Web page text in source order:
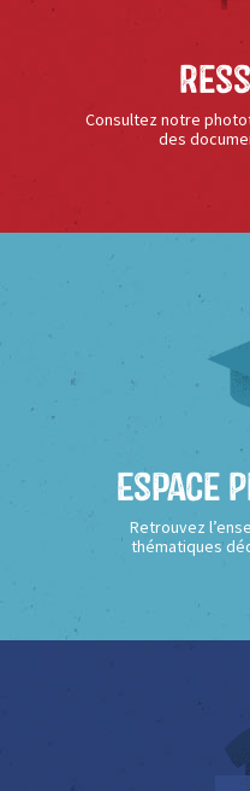
Consultez notre
des
Espace
Retrouvez
thématiques